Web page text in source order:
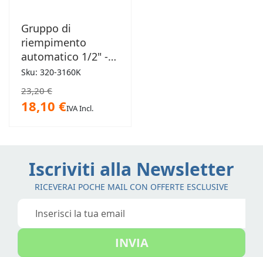
Gruppo di
riempimento
automatico 1/2" -
1,5 bar Tiemme
Sku: 320-3160K
23,20 €
18,10 €IVA Incl.
Iscriviti alla Newsletter
RICEVERAI POCHE MAIL CON OFFERTE ESCLUSIVE
Iscriviti
nostra
INVIA